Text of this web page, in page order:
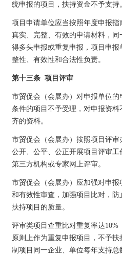
统申报的项目，扶持资金不予支持
项目申请单位应当按照年度申报
真实、完整、有效的申请材料，
得多头申报或重复申报，项目申
整性、有效性和合法性负责。
第十三条 项目评审
市贸促会（会展办）对申报单位
条件的项目不予受理，对申报资
齐的资料。
市贸促会（会展办）按照项目评审
公开、公平、公正开展项目评审工
第三方机构或专家网上评审。
市贸促会（会展办）应加强对申
和有效性审查，加强项目比对，
扶持项目的质量。
评审类项目查重比对重复率达10%
原则上作为重复申报项目，不予
制项目同一企业、单位每年支持